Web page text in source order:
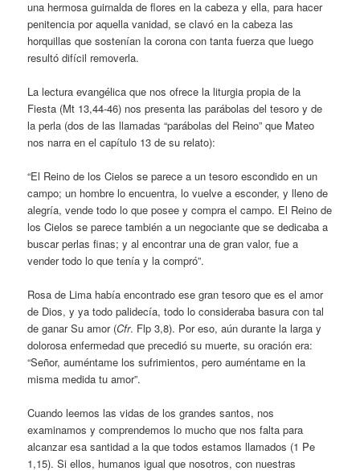
una hermosa guirnalda de flores en la cabeza y ella, para hacer
penitencia por aquella vanidad, se clavó en la cabeza las
horquillas que sostenían la corona con tanta fuerza que luego
resultó difícil removerla.
La lectura evangélica que nos ofrece la liturgia propia de la
Fiesta (Mt 13,44-46) nos presenta las parábolas del tesoro y de
la perla (dos de las llamadas “parábolas del Reino” que Mateo
nos narra en el capítulo 13 de su relato):
“El Reino de los Cielos se parece a un tesoro escondido en un
campo; un hombre lo encuentra, lo vuelve a esconder, y lleno de
alegría, vende todo lo que posee y compra el campo. El Reino de
los Cielos se parece también a un negociante que se dedicaba a
buscar perlas finas; y al encontrar una de gran valor, fue a
vender todo lo que tenía y la compró”.
Rosa de Lima había encontrado ese gran tesoro que es el amor
de Dios, y ya todo palidecía, todo lo consideraba basura con tal
de ganar Su amor (Cfr. Flp 3,8). Por eso, aún durante la larga y
dolorosa enfermedad que precedió su muerte, su oración era:
“Señor, auméntame los sufrimientos, pero auméntame en la
misma medida tu amor”.
Cuando leemos las vidas de los grandes santos, nos
examinamos y comprendemos lo mucho que nos falta para
alcanzar esa santidad a la que todos estamos llamados (1 Pe
1,15). Si ellos, humanos igual que nosotros, con nuestras